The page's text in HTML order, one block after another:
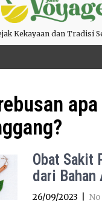
Kekayaan dan Tradisi
Obat Sakit
dari Bahan
26/09/2023